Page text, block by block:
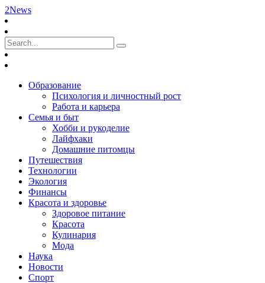
2News
Образование
Психология и личностный рост
Работа и карьера
Семья и быт
Хобби и рукоделие
Лайфхаки
Домашние питомцы
Путешествия
Технологии
Экология
Финансы
Красота и здоровье
Здоровое питание
Красота
Кулинария
Мода
Наука
Новости
Спорт